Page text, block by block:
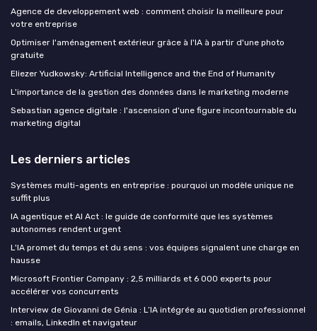
Agence de developpement web : comment choisir la meilleure pour
votre entreprise
Optimiser l'aménagement extérieur grâce à l'IA à partir d'une photo
gratuite
Eliezer Yudkowsky: Artificial Intelligence and the End of Humanity
L'importance de la gestion des données dans le marketing moderne
Sebastian agence digitale : l'ascension d'une figure incontournable du
marketing digital
Les derniers articles
Systèmes multi-agents en entreprise : pourquoi un modèle unique ne
suffit plus
IA agentique et AI Act : le guide de conformité que les systèmes
autonomes rendent urgent
L'IA promet du temps et du sens : vos équipes signalent une charge en
hausse
Microsoft Frontier Company : 2,5 milliards et 6 000 experts pour
accélérer vos concurrents
Interview de Giovanni de Génia : L’IA intégrée au quotidien professionnel
: emails, LinkedIn et navigateur